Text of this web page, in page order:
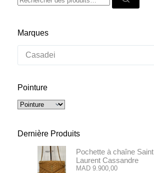
Marques
Casadei
Pointure
Dernière Produits
Pochette à chaîne Saint
Laurent Cassandre
MAD9.900,00